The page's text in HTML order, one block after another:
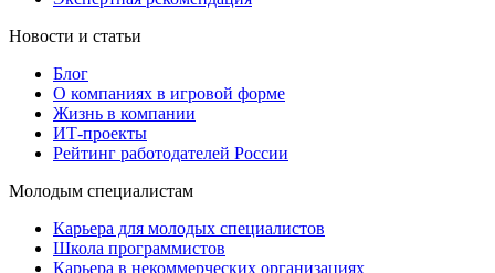
Новости и статьи
Блог
О компаниях в игровой форме
Жизнь в компании
ИТ-проекты
Рейтинг работодателей России
Молодым специалистам
Карьера для молодых специалистов
Школа программистов
Карьера в некоммерческих организациях